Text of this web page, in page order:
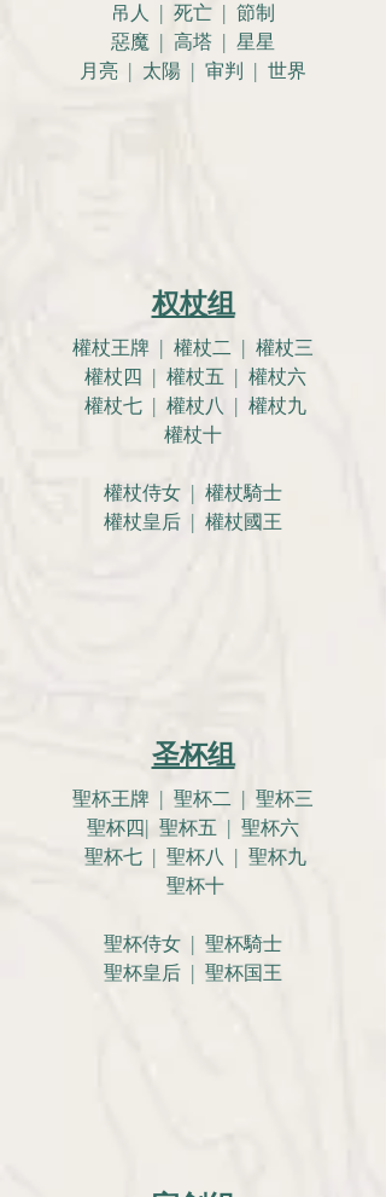
吊人 | 死亡 | 節制
惡魔 | 高塔 | 星星
月亮 | 太陽 | 审判 | 世界
权杖组
權杖王牌 | 權杖二 | 權杖三
權杖四 | 權杖五 | 權杖六
權杖七 | 權杖八 | 權杖九
權杖十
權杖侍女 | 權杖騎士
權杖皇后 | 權杖國王
圣杯组
聖杯王牌 | 聖杯二 | 聖杯三
聖杯四| 聖杯五 | 聖杯六
聖杯七 | 聖杯八 | 聖杯九
聖杯十
聖杯侍女 | 聖杯騎士
聖杯皇后 | 聖杯国王